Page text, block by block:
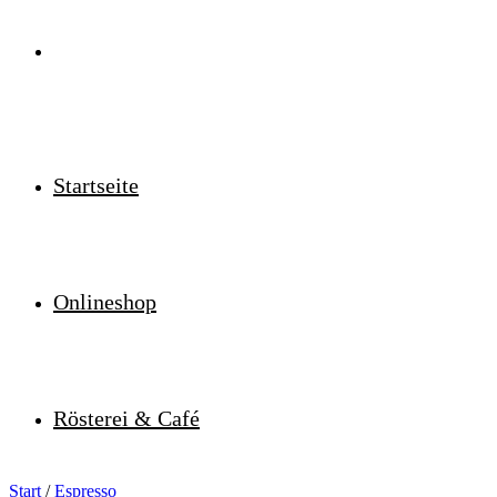
Startseite
Onlineshop
Rösterei & Café
Start / Espresso